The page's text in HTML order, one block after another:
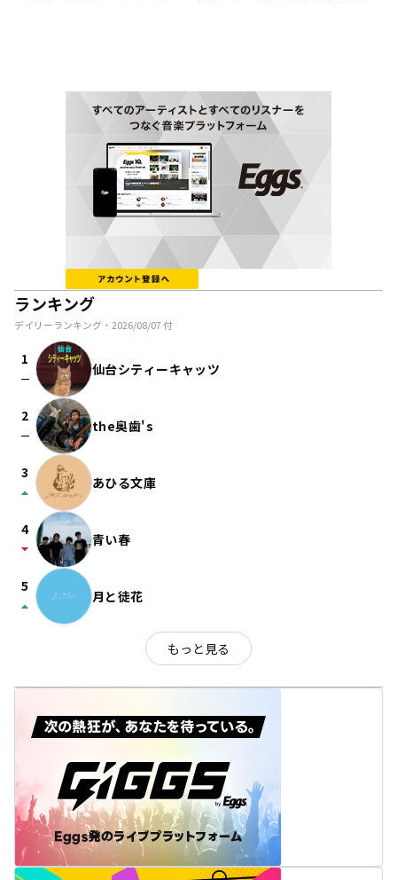
ランキング
デイリーランキング・ 2026/08/07付
1
check_indeterminate_small 仙台シティーキャッツ
2
check_indeterminate_small the奥歯's
3
arrow_drop_up あひる文庫
4
arrow_drop_down 青い春
5
arrow_drop_up 月と徒花
もっと見る